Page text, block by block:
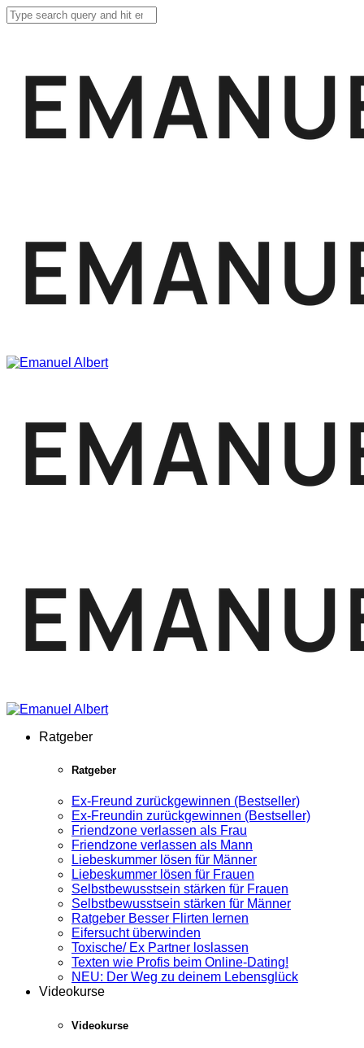
Ratgeber
Ratgeber
Ex-Freund zurückgewinnen (Bestseller)
Ex-Freundin zurückgewinnen (Bestseller)
Friendzone verlassen als Frau
Friendzone verlassen als Mann
Liebeskummer lösen für Männer
Liebeskummer lösen für Frauen
Selbstbewusstsein stärken für Frauen
Selbstbewusstsein stärken für Männer
Ratgeber Besser Flirten lernen
Eifersucht überwinden
Toxische/ Ex Partner loslassen
Texten wie Profis beim Online-Dating!
NEU: Der Weg zu deinem Lebensglück
Videokurse
Videokurse